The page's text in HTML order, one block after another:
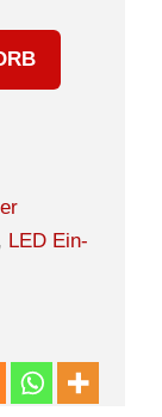
LED Ein-